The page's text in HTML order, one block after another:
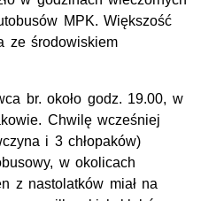
MPK. Większość
ze środowiskiem
br. około godz. 19.00, w
Chwilę wcześniej
i 3 chłopaków)
w okolicach
z nastolatków miał na